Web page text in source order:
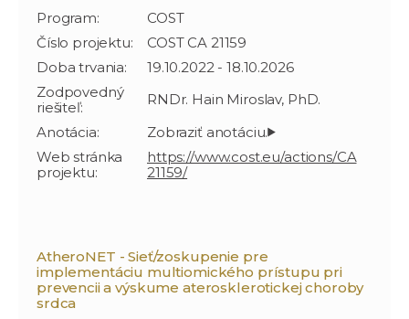
Program:
COST
Číslo projektu:
COST CA 21159
Doba trvania:
19.10.2022 - 18.10.2026
Zodpovedný
riešiteľ:
RNDr. Hain Miroslav, PhD.
Anotácia:
Web stránka
projektu:
https://www.cost.eu/actions/CA
21159/
AtheroNET - Sieť/zoskupenie pre
implementáciu multiomického prístupu pri
prevencii a výskume aterosklerotickej choroby
srdca